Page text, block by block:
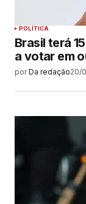
POLÍTICA
Brasil terá
a votar em
por Da redação20/